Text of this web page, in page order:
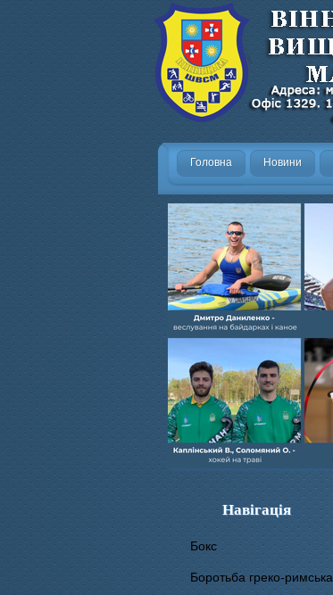
Головна Новини
Навігація
Бокс
Боротьба греко-римська